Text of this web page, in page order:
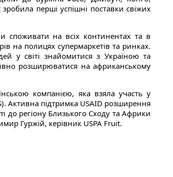
перші успішні поставки свіжих
на всіх континентах та в
на полицях супермаркетів та ринках.
у ​​світі знайомитися з Україною та
розширюватися на африканському
компанією, яка взяла участь у
Активна підтримка USAID розширення
до регіону Близького Сходу та Африки
Гуржій, керівник USPA Fruit.